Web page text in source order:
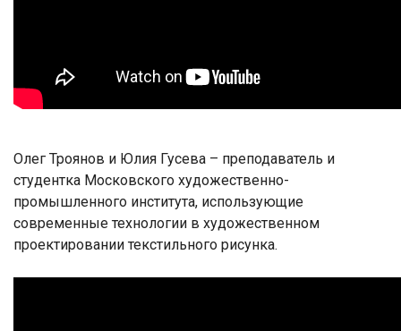
Олег Троянов и Юлия Гусева – преподаватель и
студентка Московского художественно-
промышленного института, использующие
современные технологии в художественном
проектировании текстильного рисунка.